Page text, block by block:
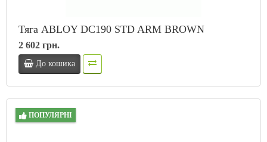
Тяга ABLOY DC190 STD ARM BROWN
2 602 грн.
До кошика
ПОПУЛЯРНІ